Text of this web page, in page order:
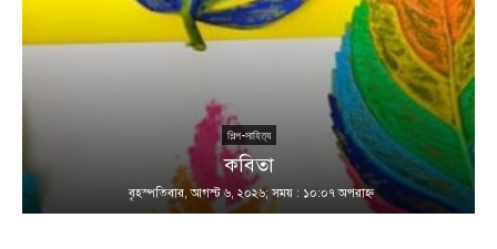
শিল্প-সাহিত্য
কবিতা
বৃহস্পতিবার, আগস্ট ৬, ২০২৬; সময় : ১০:০৭ অপরাহ্ণ